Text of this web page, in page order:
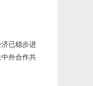
已稳步进
外合作共